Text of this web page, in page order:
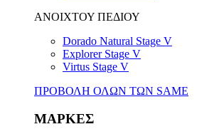
ΑΝΟΙΧΤΟΥ ΠΕΔΙΟΥ
Dorado Natural Stage V
Explorer Stage V
Virtus Stage V
ΠΡΟΒΟΛΗ ΟΛΩΝ ΤΩΝ SAME
ΜΑΡΚΕΣ